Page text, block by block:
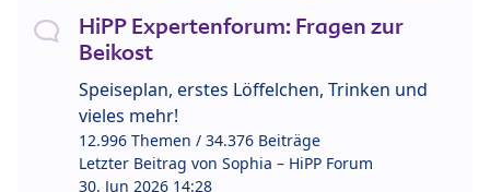
HiPP Expertenforum: Fragen zur
Beikost
Speiseplan, erstes Löffelchen, Trinken und
vieles mehr!
12.996 Themen / 34.376 Beiträge
Letzter Beitrag von Sophia – HiPP Forum
30. Jun 2026 14:28